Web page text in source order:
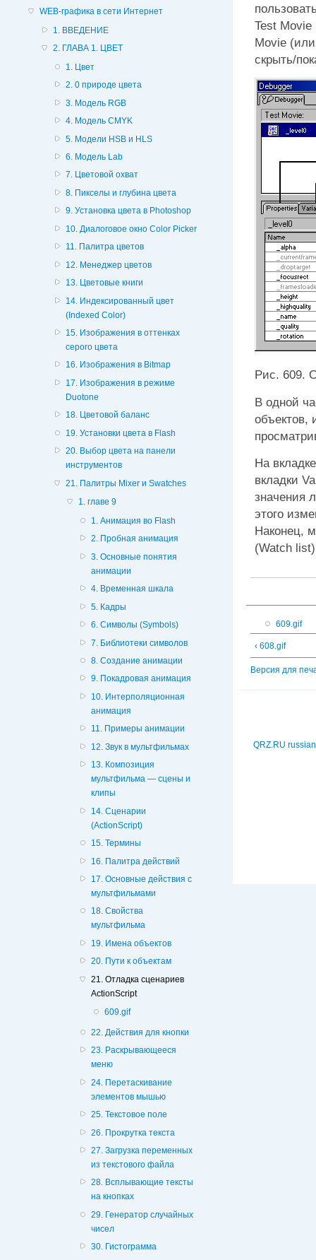
WEB-графика в сети Интернет
1. ВВЕДЕНИЕ
2. ГЛАВА 1. ЦВЕТ
1. Цвет
2. 0 природе цвета
3. Модель RGB
4. Модель CMYK
5. Модели HSB и HLS
6. Модель Lab
7. Цветовой охват
8. Пикселы и глубина цвета
9. Установка цвета в Photoshop
10. Диалоговое окно Color Picker
11. Палитра цветов
12. Менеджер цветов
13. Цветовые книги
14. Индексированный цвет
(Indexed Color)
15. Изображения в оттенках
серого цвета
16. Изображения в Bitmap
17. Изображения в режиме
Duotone
18. Цветовой баланс
19. Установки цвета в Flash
20. Выбор цвета на панели
инструментов
21. Палитры Mixer и Swatches
1. главе 9
1. Анимация во Flash
2. Пробная анимация
3. Основные понятия
анимации
4. Временная шкала
5. Кадры
6. Символы (Symbols)
7. Библиотеки символов
8. Создание анимации
9. Покадровая анимация
10. Интерполяционная
анимация
11. Примеры анимации
12. Звук в мультфильмах
13. Композиция
мультфильма — сцены и
клипы
14. Сценарии
(ActionScript)
15. Термины
16. Палитра действий
17. Основные действия с
мультфильмами
18. Свойства
мультфильма
19. Имена объектов
20. Пути к объектам
21. Отладка сценариев
ActionScript
609.gif
22. Действия для кнопки
23. Раскрывающееся
меню
24. Перетаскивание
элементов мышью
25. Текстовое поле
26. Прокрутка текста
27. Загрузка переменных
из текстового файла
28. Всплывающие тексты
на кнопках
29. Генератор случайных
чисел
30. Гистограмма
Test Movie
Movie
скрыть/
Рис. 609.
В одной
объектов,
На вкладке
вкладки
значения
этого
Наконец,
(Watch list)
609.gif
‹ 608.gif
Версия для
QRZ.RU